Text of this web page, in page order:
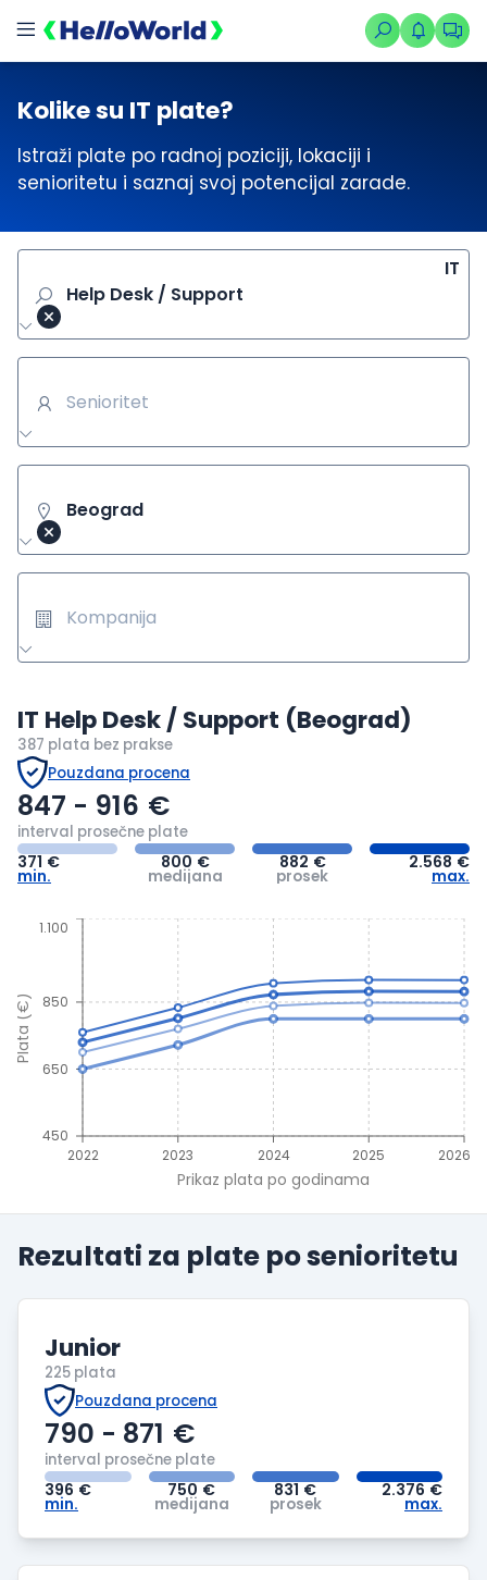
Kolike su IT plate?
Istraži plate po radnoj poziciji, lokaciji i
senioritetu i saznaj svoj potencijal zarade.
IT
Help Desk / Support
Senioritet
Beograd
Kompanija
IT Help Desk / Support (Beograd)
387 plata bez prakse
Pouzdana procena
847 - 916 €
interval prosečne plate
371 €
min.
800 €
medijana
882 €
prosek
2.568 €
max.
2022 2023 2024 2025 2026
Prikaz plata po godinama
450
650
850
1.100
Plata (€)
Rezultati za plate posenioritetu
Junior
225 plata
Pouzdana procena
790 - 871 €
interval prosečne plate
396 €
min.
750 €
medijana
831 €
prosek
2.376 €
max.